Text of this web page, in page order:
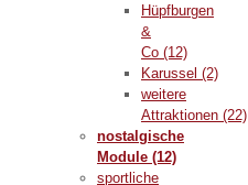
Hüpfburgen
&
Co (12)
Karussel (2)
weitere
Attraktionen (22)
nostalgische
Module (12)
sportliche